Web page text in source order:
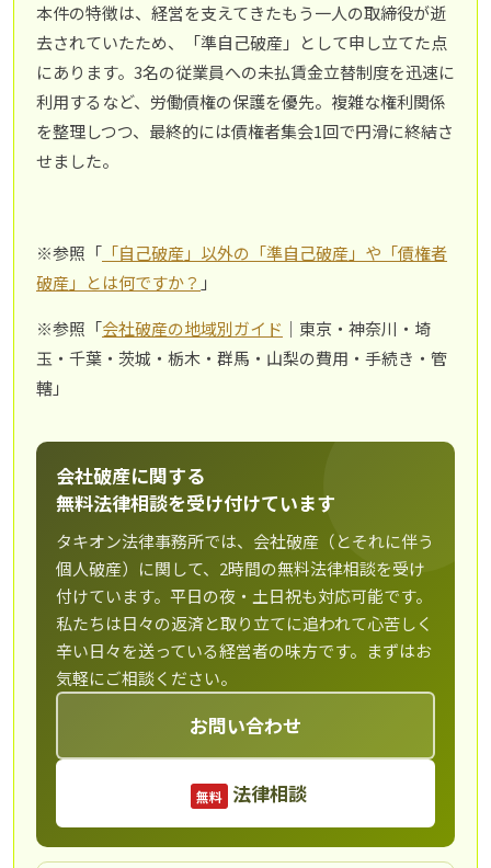
本件の特徴は、経営を支えてきたもう一人の取締役が逝
去されていたため、「準自己破産」として申し立てた点
にあります。3名の従業員への未払賃金立替制度を迅速に
利用するなど、労働債権の保護を優先。複雑な権利関係
を整理しつつ、最終的には債権者集会1回で円滑に終結さ
せました。
※参照「 「自己破産」以外の「準自己破産」や「債権者
破産」とは何ですか？ 」
※参照「会社破産の地域別ガイド ｜東京・神奈川・埼
玉・千葉・茨城・栃木・群馬・山梨の費用・手続き・管
轄」
会社破産に関する
無料法律相談を受け付けています
タキオン法律事務所では、会社破産（とそれに伴う
個人破産）に関して、2時間の無料法律相談を受け
付けています。平日の夜・土日祝も対応可能です。
私たちは日々の返済と取り立てに追われて心苦しく
辛い日々を送っている経営者の味方です。まずはお
気軽にご相談ください。
お問い合わせ
無料 法律相談